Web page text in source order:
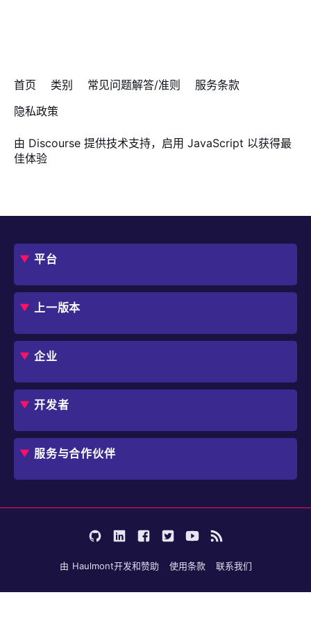
首页 类别 常见问题解答/准则
服务条款
隐私政策
由 Discourse 提供技术支持，启用 JavaScript 以获得最
佳体验
平台
概述
框架
Studio
扩展组件市场
DevOps 云
业务流程自动化
价格
评估指南
Jmix 适合我的项目吗？
上一版本
CUBA 平台
企业
角色
IT 负责人
独立软件开发商
企业架构师
用户案例
用例
应用程序现代化
避免 SaaS/低代码 供应商费用和限制
内部工作流自动化
开发者
概述
选择 Jmix
开始使用
学习
服务与合作伙伴
培训
由 Haulmont开发和赞助 使用条款 联系我们